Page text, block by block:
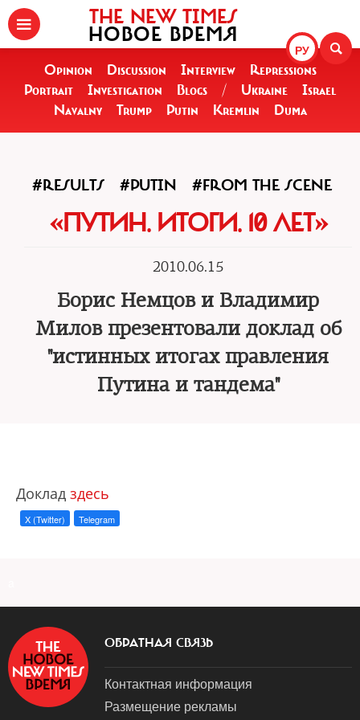
РУ
THE NEW TIMES
НОВОЕ ВРЕМЯ
Opinion Discussion Interview
Repressions
Portrait
Investigation Blogs / Ukraine
Israel
Navalny
Trump Putin Kremlin Duma
#RESULTS #PUTIN #FROM THE SCENE
«ПУТИН. ИТОГИ. 10 ЛЕТ»
2010.06.15
Борис Немцов и Владимир
Милов презентовали доклад об
"истинных итогах правления
Путина и тандема"
Доклад здесь
X (Twitter) Telegram
ОБРАТНАЯ СВЯЗЬ
Контактная информация
Размещение рекламы